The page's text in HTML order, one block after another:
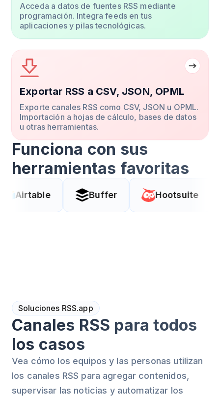
Acceda a datos de fuentes RSS mediante
programación. Integra feeds en tus
aplicaciones y pilas tecnológicas.
Exportar RSS a CSV, JSON, OPML
Exporte canales RSS como CSV, JSON u OPML.
Importación a hojas de cálculo, bases de datos
u otras herramientas.
Funciona con sus
herramientas favoritas
Buffer Hootsuite Coda
Soluciones RSS.app
Canales RSS para todos
los casos
Vea cómo los equipos y las personas utilizan
los canales RSS para agregar contenidos,
supervisar las noticias y automatizar los